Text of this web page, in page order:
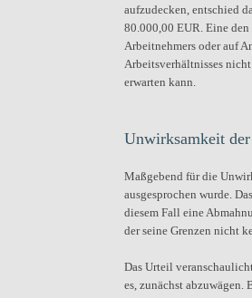
aufzudecken, entschied
80.000,00 EUR. Eine
Arbeitnehmers oder auf
Arbeitsverhältnisses
erwarten kann.
Unwirksamkeit
Maßgebend für die
ausgesprochen wurde.
diesem Fall eine
der seine Grenzen nicht
Das Urteil
es, zunächst